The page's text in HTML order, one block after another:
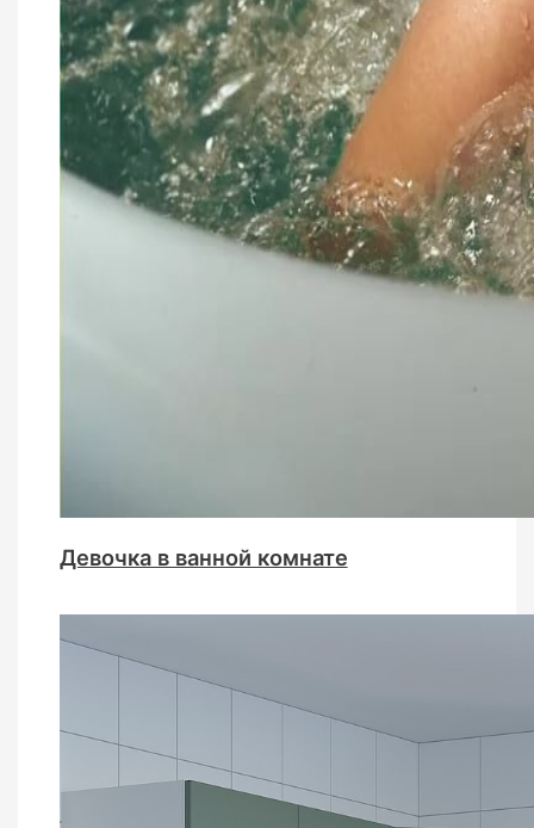
Девочка в ванной комнате